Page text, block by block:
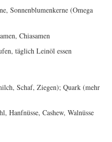
Sonnenblumenkerne (Omega
Chiasamen
täglich Leinöl essen
Schaf, Ziegen); Quark (mehr
Hanfnüsse, Cashew, Walnüsse